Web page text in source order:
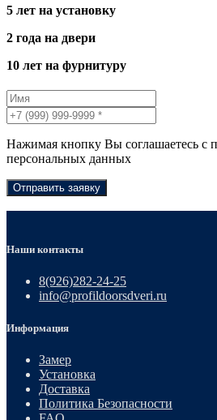
5 лет на установку
2 года на двери
10 лет на фурнитуру
Нажимая кнопку Вы соглашаетесь с
персональных данных
Отправить заявку
Наши контакты
8(926)282-24-25
info@profildoorsdveri.ru
Информация
Замер
Установка
Доставка
Политика Безопасности